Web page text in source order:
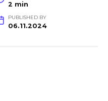
2 min
PUBLISHED BY
06.11.2024